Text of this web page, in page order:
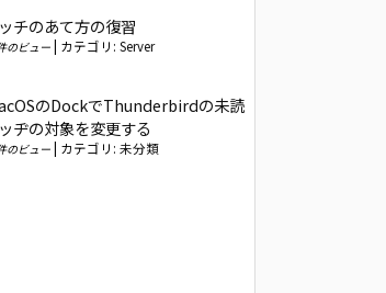
チのあて方の復習
のビュー カテゴリ: Server
のDockでThunderbirdの未読
ヂの対象を変更する
のビュー カテゴリ: 未分類